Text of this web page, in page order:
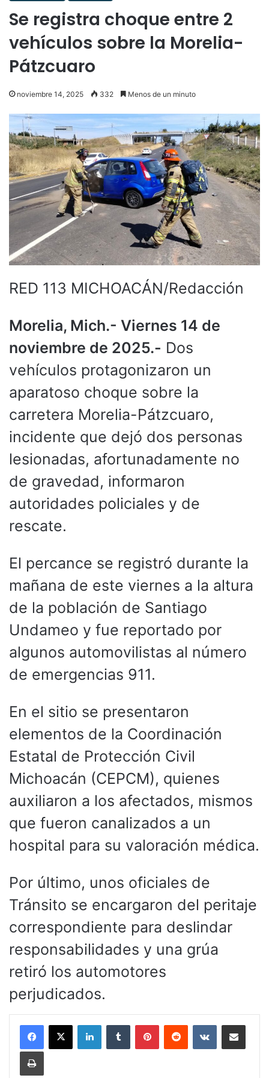
Se registra choque entre 2
vehículos sobre la Morelia-
Pátzcuaro
noviembre 14, 2025 332 Menos de un minuto
RED 113 MICHOACÁN/Redacción
Morelia, Mich.- Viernes 14 de
noviembre de 2025.- Dos
vehículos protagonizaron un
aparatoso choque sobre la
carretera Morelia-Pátzcuaro,
incidente que dejó dos personas
lesionadas, afortunadamente no
de gravedad, informaron
autoridades policiales y de
rescate.
El percance se registró durante la
mañana de este viernes a la altura
de la población de Santiago
Undameo y fue reportado por
algunos automovilistas al número
de emergencias 911.
En el sitio se presentaron
elementos de la Coordinación
Estatal de Protección Civil
Michoacán (CEPCM), quienes
auxiliaron a los afectados, mismos
que fueron canalizados a un
hospital para su valoración médica.
Por último, unos oficiales de
Tránsito se encargaron del peritaje
correspondiente para deslindar
responsabilidades y una grúa
retiró los automotores
perjudicados.
LinkedInTumblr PinterestReddit VKontakteCompartir por
Imprimir